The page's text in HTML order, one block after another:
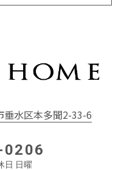
垂水区本多聞2-33-6
日 日曜